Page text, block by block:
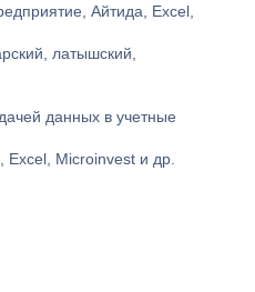
Айтида, Excel,
латышский,
данных в учетные
Excel, Microinvest и др.